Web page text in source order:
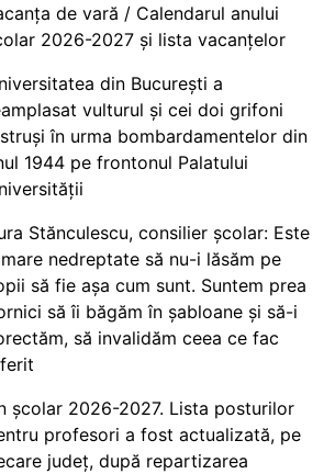
de vară / Calendarul anului
2026-2027 și lista vacanțelor
din București a
vulturul și cei doi grifoni
în urma bombardamentelor din
1944 pe frontonul Palatului
Stănculescu, consilier școlar: Este
nedreptate să nu-i lăsăm pe
să fie așa cum sunt. Suntem prea
să îi băgăm în șabloane și să-i
să invalidăm ceea ce fac
școlar 2026-2027. Lista posturilor
profesori a fost actualizată, pe
județ, după repartizarea